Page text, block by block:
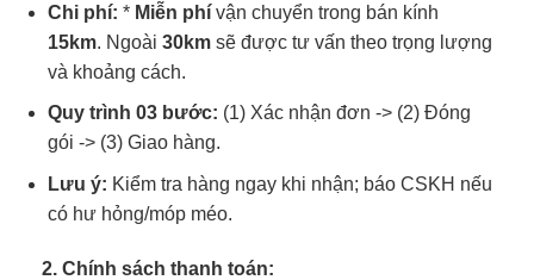
Chi phí: * Miễn phí vận chuyển trong bán kính
15km. Ngoài 30km sẽ được tư vấn theo trọng lượng
và khoảng cách.
Quy trình 03 bước: (1) Xác nhận đơn -> (2) Đóng
gói -> (3) Giao hàng.
Lưu ý: Kiểm tra hàng ngay khi nhận; báo CSKH nếu
có hư hỏng/móp méo.
2. Chính sách thanh toán: